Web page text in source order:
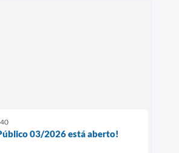
03/2026 está aberto!